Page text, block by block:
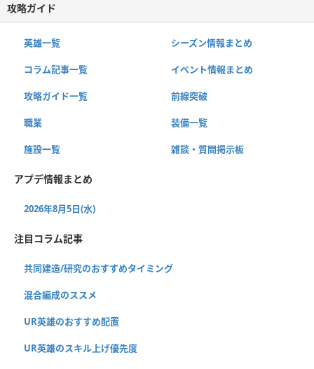
攻略ガイド
英雄一覧 シーズン情報まとめ
コラム記事一覧 イベント情報まとめ
攻略ガイド一覧 前線突破
職業 装備一覧
施設一覧 雑談・質問掲示板
アプデ情報まとめ
2026年8月5日(水)
注目コラム記事
共同建造/研究のおすすめタイミング
混合編成のススメ
UR英雄のおすすめ配置
UR英雄のスキル上げ優先度